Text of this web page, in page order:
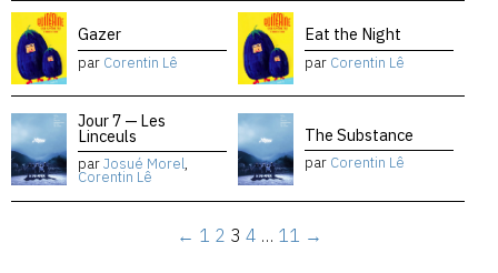
Gazer
par Corentin Lê
Eat the Night
par Corentin Lê
Jour 7 — Les
Linceuls
parJosué Morel,
Corentin Lê
The Substance
par Corentin Lê
← 1 2 3 4 … 11 →